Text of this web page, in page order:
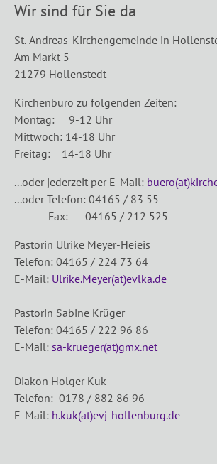
Wir sind für Sie da
St.-Andreas-Kirchengemeinde in
Am Markt 5
21279 Hollenstedt
Kirchenbüro zu folgenden Zeiten:
Montag: 9-12 Uhr
Mittwoch: 14-18 Uhr
Freitag: 14-18 Uhr
...oder jederzeit per E-Mail:
...oder Telefon: 04165 / 83 55
Fax: 04165 / 212 525
Pastorin Ulrike Meyer-Heieis
Telefon: 04165 / 224 73 64
E-Mail: Ulrike.Meyer(at)evlka.de
Pastorin Sabine Krüger
Telefon: 04165 / 222 96 86
E-Mail: sa-krueger(at)gmx.net
Diakon Holger Kuk
Telefon: 0178 / 882 86 96
E-Mail: h.kuk(at)evj-hollenburg.de